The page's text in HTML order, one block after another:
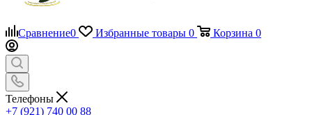
Сравнение0 Избранные товары 0 Корзина 0
Телефоны
+7 (921) 740 00 88